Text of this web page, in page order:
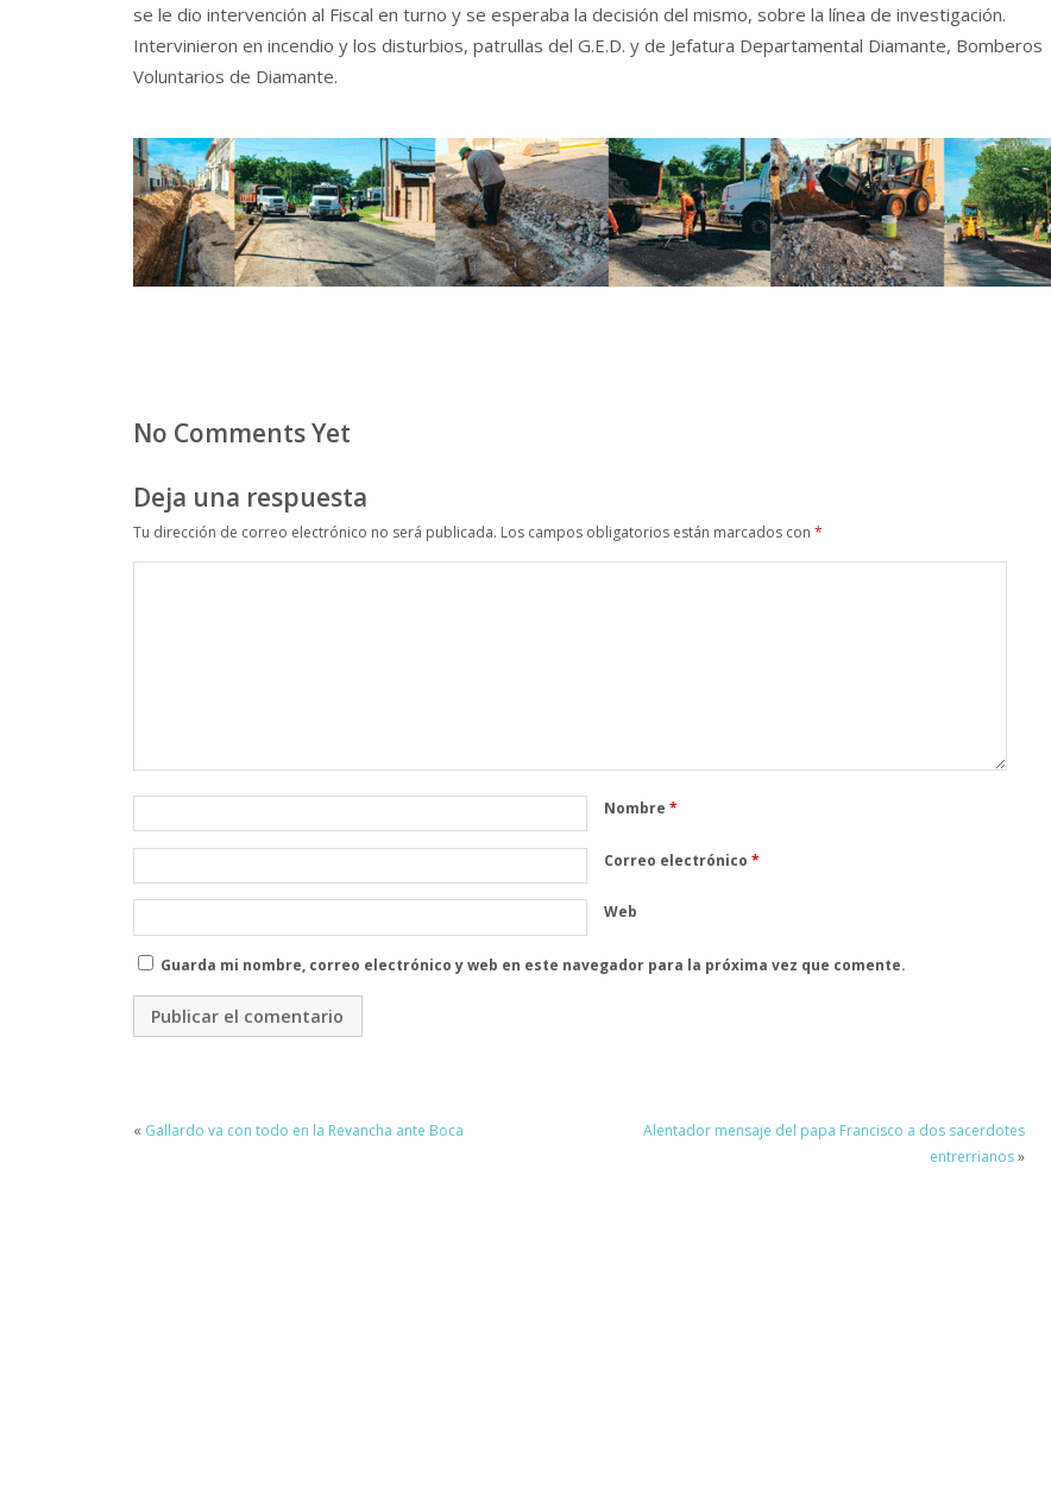
se le dio intervención al Fiscal en turno y se esperaba la decisión del mismo, sobre la línea de investigación.
Intervinieron en incendio y los disturbios, patrullas del G.E.D. y de Jefatura Departamental Diamante, Bomberos
Voluntarios de Diamante.
No Comments Yet
Deja una respuesta
Tu dirección de correo electrónico no será publicada. Los campos obligatorios están marcados con *
Nombre *
Correo electrónico *
Web
Guarda mi nombre, correo electrónico y web en este navegador para la próxima vez que comente.
« Gallardo va con todo en la Revancha ante Boca
Alentador mensaje del papa Francisco a dos sacerdotes
entrerrianos»